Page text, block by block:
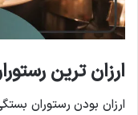
ارزان ترین
ارزان بودن رستوران